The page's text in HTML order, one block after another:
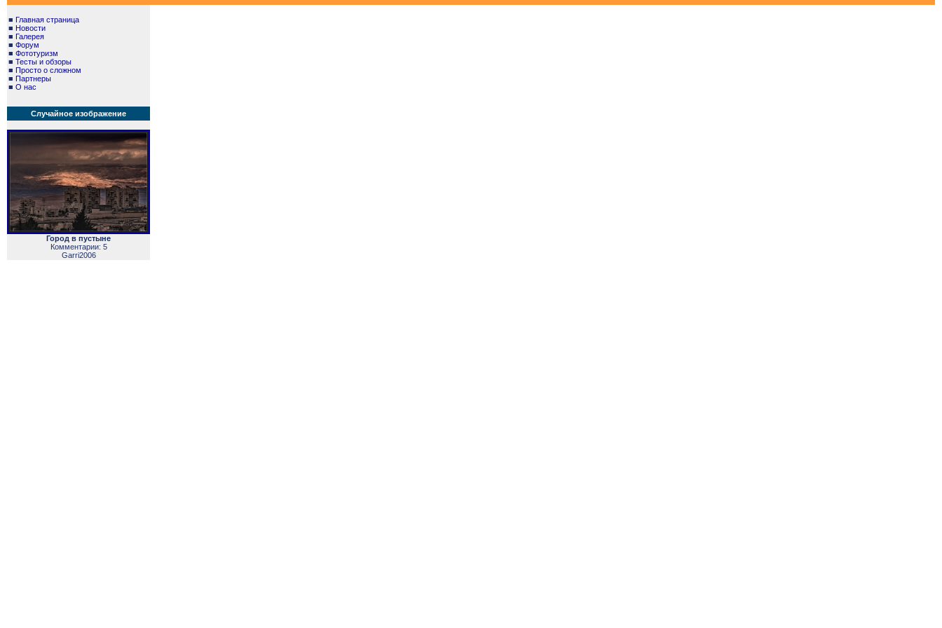
■ Главная страница
■ Новости
■ Галерея
■ Форум
■ Фототуризм
■ Тесты и обзоры
■ Просто о сложном
■ Партнеры
■ О нас
Случайное изображение
Город в пустыне
Комментарии: 5
Garri2006